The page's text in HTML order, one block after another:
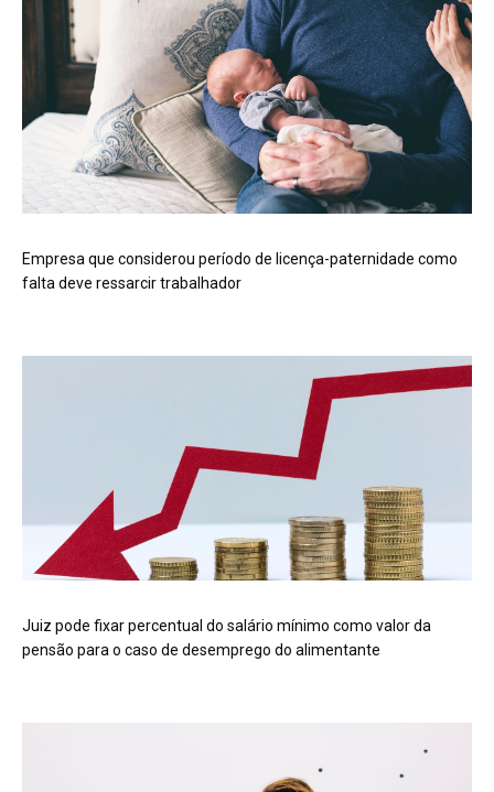
Empresa que considerou período de licença-paternidade como
falta deve ressarcir trabalhador
Juiz pode fixar percentual do salário mínimo como valor da
pensão para o caso de desemprego do alimentante